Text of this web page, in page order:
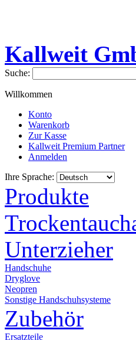
Kallweit
Suche:
Willkommen
Konto
Warenkorb
Zur Kasse
Kallweit Premium Partner
Anmelden
Ihre Sprache:
Produkte
Unterzieher
Handschuhe
Dryglove
Neopren
Sonstige Handschuhsysteme
Zubehör
Ersatzteile